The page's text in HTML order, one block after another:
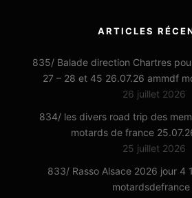
ARTICLES
835/ Balade direction Chartres
27 – 28 et 45 26.07.26 ammdf
26 juillet 2026
834/ les divers road trip des
motards de france
25 juillet 2026
833/ Rasso Alsace 2026 jour 4
motardsdefrance